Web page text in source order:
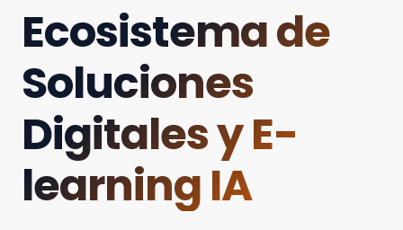
Ecosistema de
Soluciones
Digitales y E-
learning IA